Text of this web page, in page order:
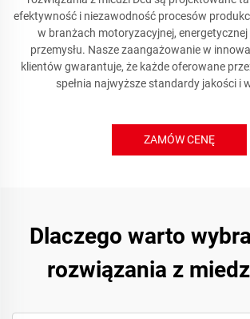
efektywność i niezawodność procesów
w branżach motoryzacyjnej, energetycznej
przemysłu. Nasze zaangażowanie w
klientów gwarantuje, że każde oferowane
spełnia najwyższe standardy jakości i
ZAMÓW CENĘ
Dlaczego warto
rozwiązania z